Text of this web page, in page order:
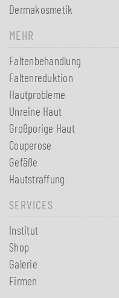
Dermakosmetik
MEHR
Faltenbehandlung
Faltenreduktion
Hautprobleme
Unreine Haut
Großporige Haut
Couperose
Gefäße
Hautstraffung
SERVICES
Institut
Shop
Galerie
Firmen